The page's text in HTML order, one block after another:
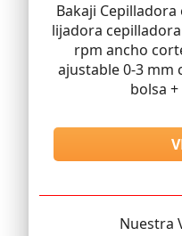
Bakaji
lijadora
rpm ancho
ajustable 0-3 mm
bolsa
Nuestra